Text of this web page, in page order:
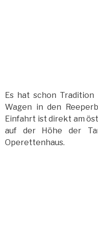
Es hat schon Tradition
Wagen in den
Einfahrt ist direkt am
auf der Höhe der
Operettenhaus.